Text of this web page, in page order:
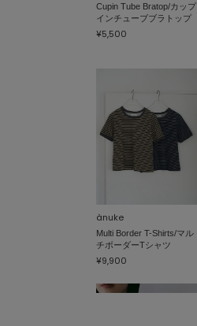
Cupin Tube Bratop/カップ
インチューブブラトップ
¥5,500
ànuke
Multi Border T-Shirts/マル
チボーダーTシャツ
¥9,900